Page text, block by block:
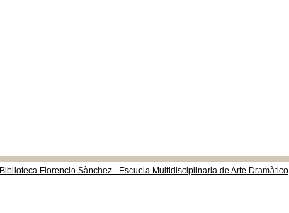
Biblioteca Florencio Sànchez - Escuela Multidisciplinaria de Arte Dramàtico